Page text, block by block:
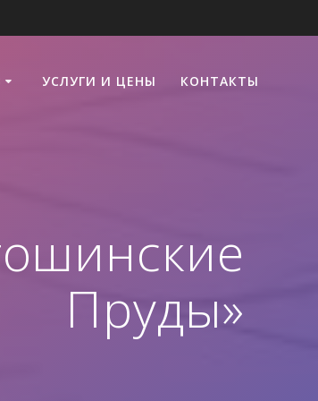
УСЛУГИ И ЦЕНЫ КОНТАКТЫ
Пруды»